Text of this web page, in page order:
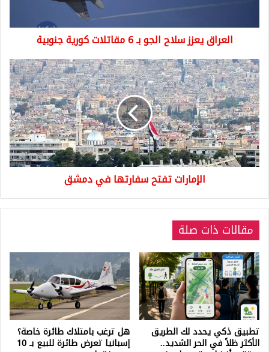
جنوبية
العراق يعزز سلاح الجو بـ 6 مقاتلات كورية جنوبية
الإمارات
تفتح
سفارتها
في
دمشق
الإمارات تفتح سفارتها في دمشق
مقالات ذات صلة
تطبيق ذكي يحدد لك الطريق
الأكثر ظلاً في الحر الشديد..
هل ترغب بامتلاك طائرة خاصة؟
إسبانيا تعرض طائرة للبيع بـ 10